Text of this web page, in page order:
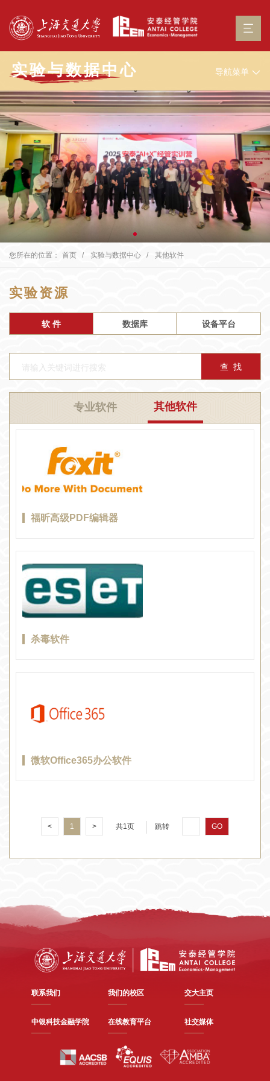
实验与数据中心 导航菜单
您所在的位置： 首页 实验与数据中心 其他软件
实验资源
软 件 数据库 设备平台
专业软件 其他软件
福昕高级PDF编辑器
杀毒软件
微软Office365办公软件
< 1 > 共1页 跳转 GO
联系我们 我们的校区 交大主页
中银科技金融学院 在线教育平台 社交媒体